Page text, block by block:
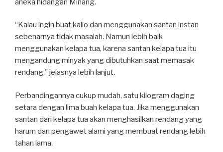
aneka hidangan Minang.
“Kalau ingin buat kalio dan menggunakan santan instan
sebenarnya tidak masalah. Namun lebih baik
menggunakan kelapa tua, karena santan kelapa tua itu
mengandung minyak yang dibutuhkan saat memasak
rendang,” jelasnya lebih lanjut.
Perbandingannya cukup mudah, satu kilogram daging
setara dengan lima buah kelapa tua. Jika menggunakan
santan dari kelapa tua akan menghasilkan rendang yang
harum dan pengawet alami yang membuat rendang lebih
tahan lama.